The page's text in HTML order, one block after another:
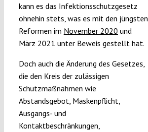
kann es das Infektionsschutzgesetz
ohnehin stets, was es mit den jüngsten
Reformen im November 2020 und
März 2021 unter Beweis gestellt hat.
Doch auch die Änderung des Gesetzes,
die den Kreis der zulässigen
Schutzmaßnahmen wie
Abstandsgebot, Maskenpflicht,
Ausgangs- und
Kontaktbeschränkungen,